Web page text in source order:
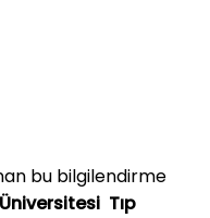
bu bilgilendirme
Tıp